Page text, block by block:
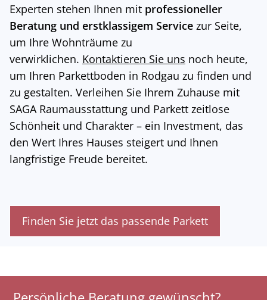
Experten stehen Ihnen mit professioneller
Beratung und erstklassigem Service zur Seite,
um Ihre Wohnträume zu
verwirklichen. Kontaktieren Sie uns noch heute,
um Ihren Parkettboden in Rodgau zu finden und
zu gestalten. Verleihen Sie Ihrem Zuhause mit
SAGA Raumausstattung und Parkett zeitlose
Schönheit und Charakter – ein Investment, das
den Wert Ihres Hauses steigert und Ihnen
langfristige Freude bereitet.
Finden Sie jetzt das passende Parkett